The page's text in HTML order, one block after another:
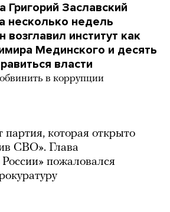
Заславский
несколько недель
институт как
Мединского и десять
власти
в коррупции
партия, которая открыто
СВО». Глава
пожаловался